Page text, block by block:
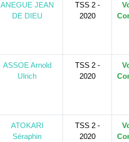
ANEGUE JEAN
DE DIEU
TSS 2 -
2020
ASSOE Arnold
Ulrich
TSS 2 -
2020
ATOKARI
Séraphin
TSS 2 -
2020